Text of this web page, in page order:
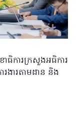
ធិការក្រសួងអធិការ
រងារតាមដាន និង